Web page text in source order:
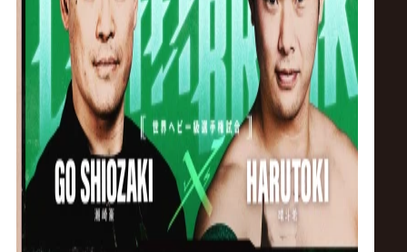
グ・
ノ
ア
公